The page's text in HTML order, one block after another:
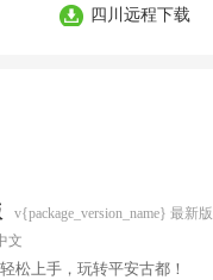
四川远程下载
v{package_version_name} 最新版
文
松上手，玩转平安古都！